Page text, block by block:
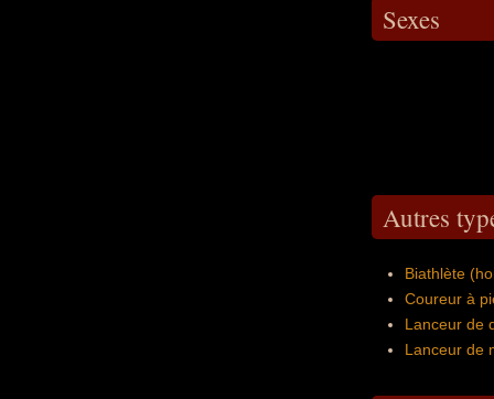
Sexes
Autres
Biathlète
Coureur à
Lanceur de
Lanceur de